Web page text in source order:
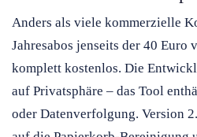
Anders als viele kommerzielle
Jahresabos jenseits der 40 Euro
komplett kostenlos. Die
auf Privatsphäre – das Tool
oder Datenverfolgung. Version